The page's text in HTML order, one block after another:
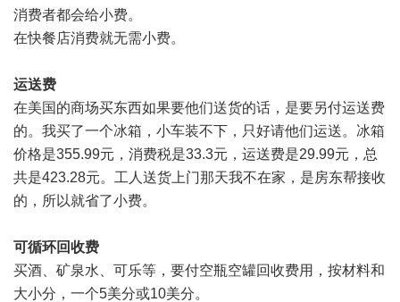
消费者都会给小费。
在快餐店消费就无需小费。
运送费
在美国的商场买东西如果要他们送货的话，是要另付运送费
的。我买了一个冰箱，小车装不下，只好请他们运送。冰箱
价格是355.99元，消费税是33.3元，运送费是29.99元，总
共是423.28元。工人送货上门那天我不在家，是房东帮接收
的，所以就省了小费。
可循环回收费
买酒、矿泉水、可乐等，要付空瓶空罐回收费用，按材料和
大小分，一个5美分或10美分。